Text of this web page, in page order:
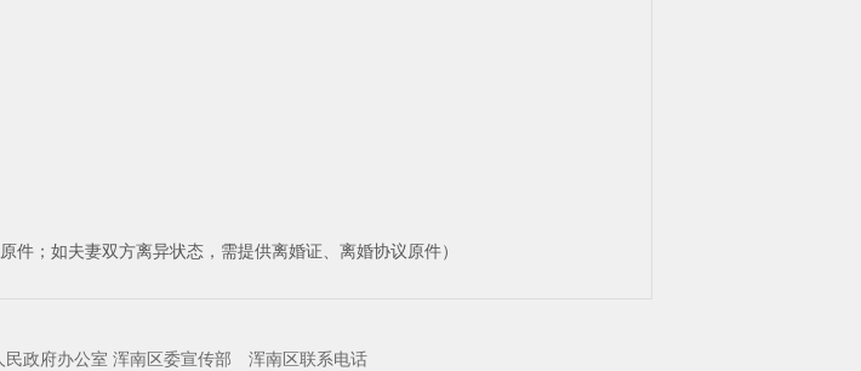
；如夫妻双方离异状态，需提供离婚证、离婚协议原件）
民政府办公室 浑南区委宣传部 浑南区联系电话